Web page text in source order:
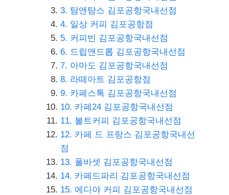
3. 탐앤탐스 김포공항국내선점
4. 일상 커피 김포공항점
5. 커피빈 김포공항국내선점
6. 드립앤드롭 김포공항국내선점
7. 아마도 김포공항국내선점
8. 라떼아트 김포공항점
9. 카페스톡 김포공항국내선점
10. 카페24 김포공항국내선점
11. 볼트커피 김포공항국내선점
12. 카페 드 프랑스 김포공항국내선
점
13. 폴바셋 김포공항국내선점
14. 카페드파리 김포공항국내선점
15. 에디야 커피 김포공항국내선점